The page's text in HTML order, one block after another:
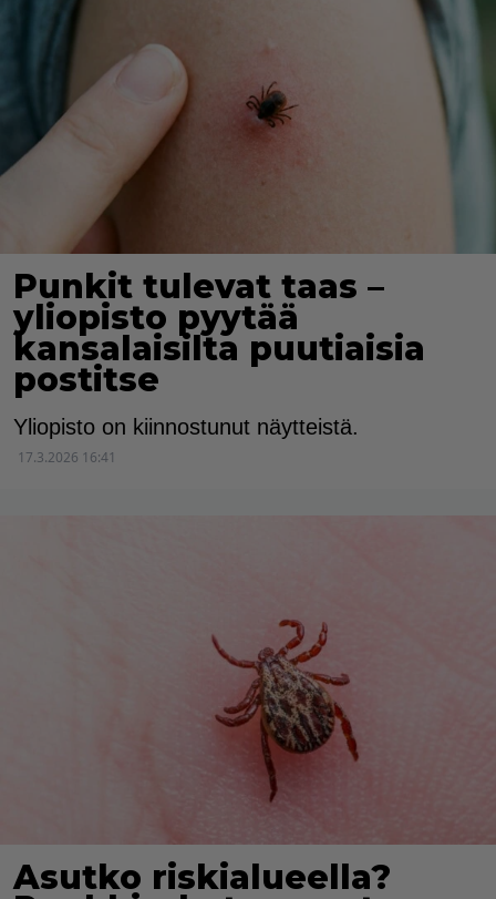
Punkit tulevat taas –
yliopisto pyytää
kansalaisilta puutiaisia
postitse
Yliopisto on kiinnostunut näytteistä.
17.3.2026 16:41
Asutko riskialueella?